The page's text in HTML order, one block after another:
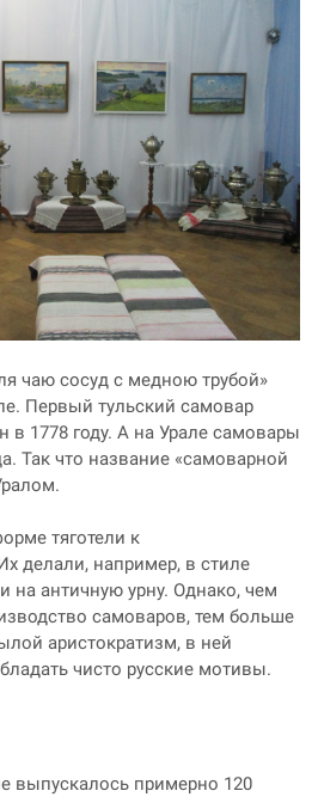
чаю сосуд с медною трубой»
Первый тульский самовар
в 1778 году. А на Урале самовары
Так что название «самоварной
тяготели к
делали, например, в стиле
на античную урну. Однако, чем
самоваров, тем больше
аристократизм, в ней
чисто русские мотивы.
выпускалось примерно 120